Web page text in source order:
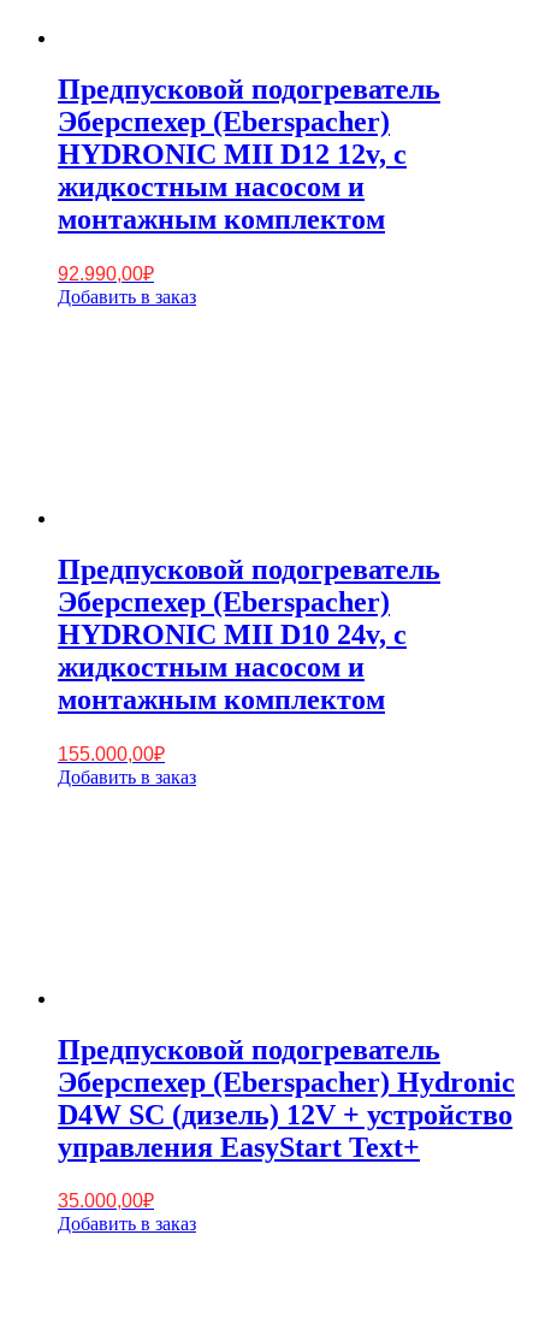
Предпусковой подогреватель
Эберспехер (Eberspacher)
HYDRONIC MII D12 12v, с
жидкостным насосом и
монтажным комплектом
92.990,00₽
Добавить в заказ
Предпусковой подогреватель
Эберспехер (Eberspacher)
HYDRONIC MII D10 24v, с
жидкостным насосом и
монтажным комплектом
155.000,00₽
Добавить в заказ
Предпусковой подогреватель
Эберспехер (Eberspacher) Hydronic
D4W SC (дизель) 12V + устройство
управления EasyStart Text+
35.000,00₽
Добавить в заказ